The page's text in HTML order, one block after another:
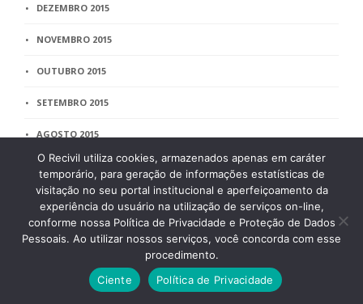
DEZEMBRO 2015
NOVEMBRO 2015
OUTUBRO 2015
SETEMBRO 2015
AGOSTO 2015
JULHO 2015
JUNHO 2015
MAIO 2015
MARÇO 2015
O Recivil utiliza cookies, armazenados apenas em caráter
temporário, para geração de informações estatísticas de
visitação no seu portal institucional e aperfeiçoamento da
experiência do usuário na utilização de serviços on-line,
conforme nossa Política de Privacidade e Proteção de Dados
Pessoais. Ao utilizar nossos serviços, você concorda com esse
procedimento.
Ciente
Política de Privacidade